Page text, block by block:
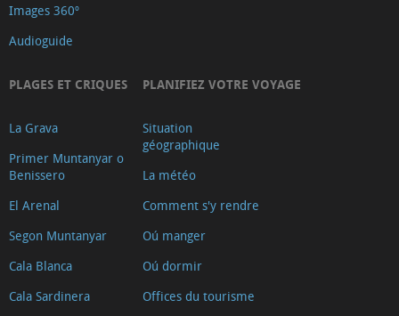
Images 360º
Audioguide
PLAGES ET CRIQUES
La Grava
Primer Muntanyar o
Benissero
El Arenal
Segon Muntanyar
Cala Blanca
Cala Sardinera
PLANIFIEZ VOTRE VOYAGE
Situation
géographique
La météo
Comment s'y rendre
Oú manger
Oú dormir
Offices du tourisme